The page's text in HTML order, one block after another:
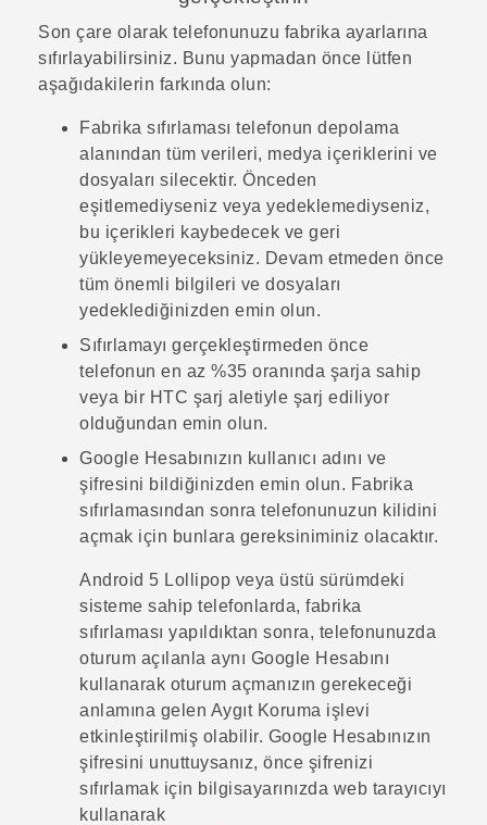
Son çare olarak telefonunuzu fabrika ayarlarına
sıfırlayabilirsiniz. Bunu yapmadan önce lütfen
aşağıdakilerin farkında olun:
Fabrika sıfırlaması telefonun depolama
alanından tüm verileri, medya içeriklerini ve
dosyaları silecektir. Önceden
eşitlemediyseniz veya yedeklemediyseniz,
bu içerikleri kaybedecek ve geri
yükleyemeyeceksiniz. Devam etmeden önce
tüm önemli bilgileri ve dosyaları
yedeklediğinizden emin olun.
Sıfırlamayı gerçekleştirmeden önce
telefonun en az %35 oranında şarja sahip
veya bir HTC şarj aletiyle şarj ediliyor
olduğundan emin olun.
Google Hesabınızın kullanıcı adını ve
şifresini bildiğinizden emin olun. Fabrika
sıfırlamasından sonra telefonunuzun kilidini
açmak için bunlara gereksiniminiz olacaktır.
Android 5 Lollipop veya üstü sürümdeki
sisteme sahip telefonlarda, fabrika
sıfırlaması yapıldıktan sonra, telefonunuzda
oturum açılanla aynı Google Hesabını
kullanarak oturum açmanızın gerekeceği
anlamına gelen Aygıt Koruma işlevi
etkinleştirilmiş olabilir. Google Hesabınızın
şifresini unuttuysanız, önce şifrenizi
sıfırlamak için bilgisayarınızda web tarayıcıyı
kullanarak